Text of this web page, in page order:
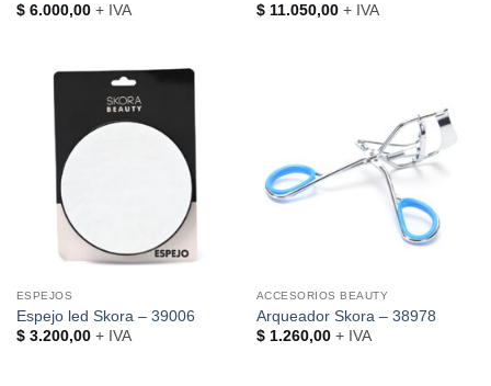
$6.000,00+ IVA
$11.050,00+ IVA
ESPEJOS
Espejo led Skora – 39006
$3.200,00+ IVA
ACCESORIOS BEAUTY
Arqueador Skora – 38978
$1.260,00+ IVA